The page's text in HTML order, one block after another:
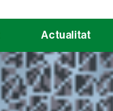
Actualitat